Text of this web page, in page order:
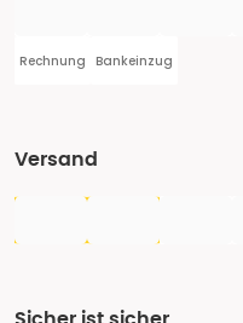
Rechnung Bankeinzug
Versand